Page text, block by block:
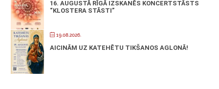
16. AUGUSTĀ RĪGĀ IZSKANĒS KONCERTSTĀSTS
“KLOSTERA STĀSTI”
19.08.2026.
AICINĀM UZ KATEHĒTU TIKŠANOS AGLONĀ!